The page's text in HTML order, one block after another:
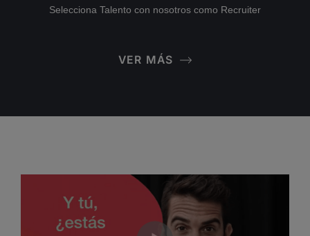
Selecciona Talento con nosotros como Recruiter
VER MÁS